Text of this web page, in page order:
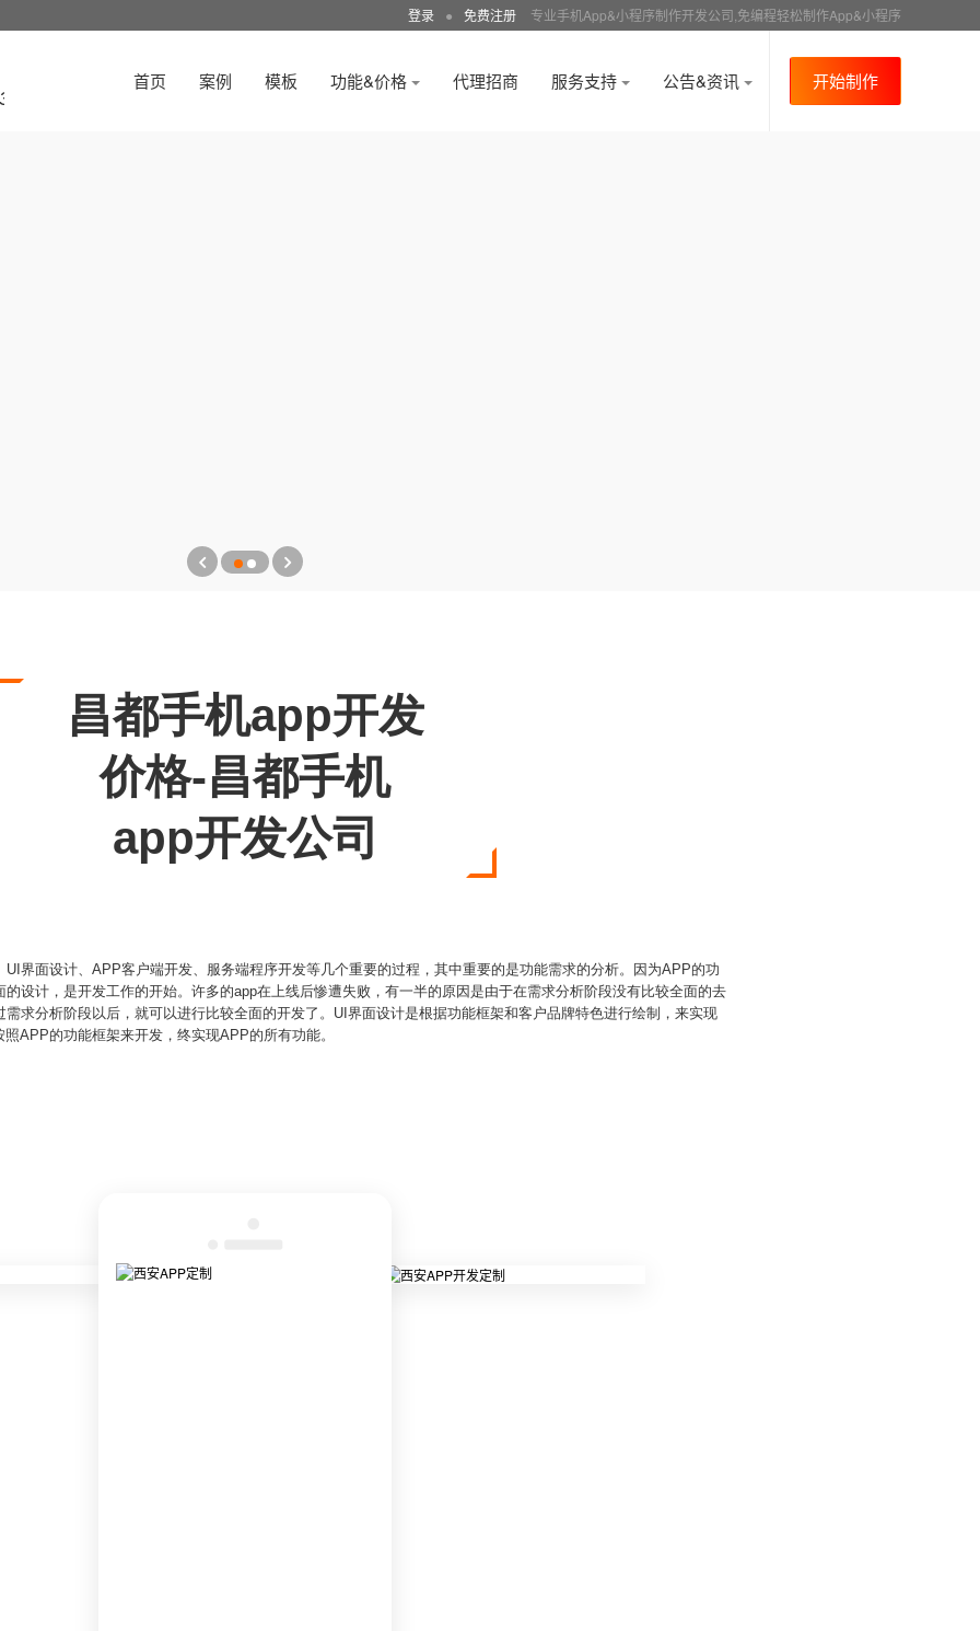
登录 ● 免费注册 专业手机App&小程序制作开发公司,免编程轻松制作App&小程序
首页 案例 模板 功能&价格 代理招商 服务支持 公告&资讯 开始制作
昌都手机app开发
价格-昌都手机
app开发公司
界面设计、APP客户端开发、服务端程序开发等几个重要的过程，其中重要的是功能需求的分析。因为APP的功
设计，是开发工作的开始。许多的app在上线后惨遭失败，有一半的原因是由于在需求分析阶段没有比较全面的去
求分析阶段以后，就可以进行比较全面的开发了。UI界面设计是根据功能框架和客户品牌特色进行绘制，来实现
APP的功能框架来开发，终实现APP的所有功能。